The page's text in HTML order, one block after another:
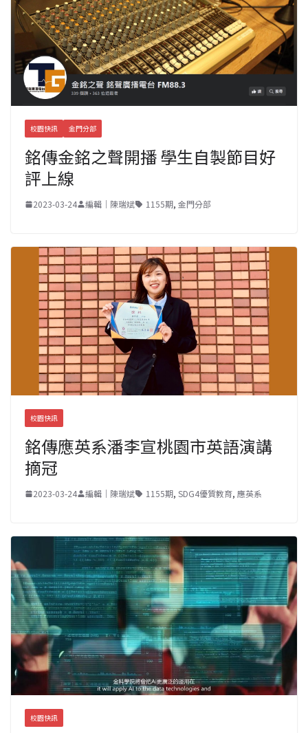
校園快訊 金門分部
銘傳金銘之聲開播 學生自製節目好
評上線
2023-03-24 編輯｜陳瑞斌 1155期, 金門分部
校園快訊
銘傳應英系潘李宣桃園市英語演講
摘冠
2023-03-24 編輯｜陳瑞斌 1155期, SDG4優質教育, 應英系
校園快訊